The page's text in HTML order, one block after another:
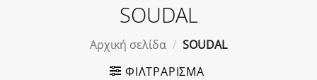
SOUDAL
Αρχική σελίδα / SOUDAL
ΦΙΛΤΡΆΡΙΣΜΑ